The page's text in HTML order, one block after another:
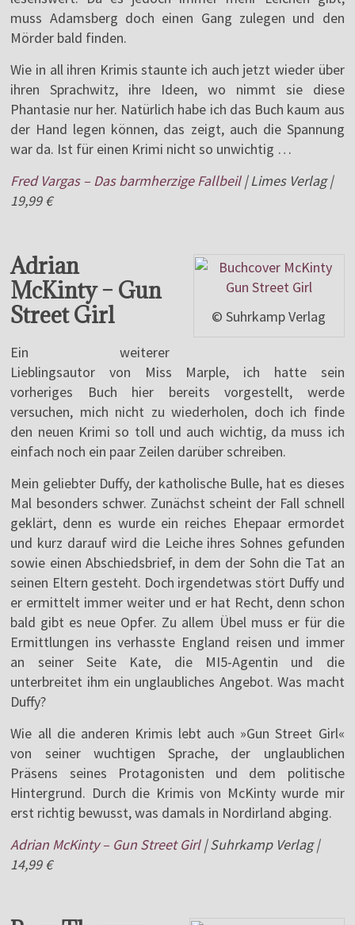
muss Adamsberg doch einen Gang zulegen und den
Mörder bald finden.
Wie in all ihren Krimis staunte ich auch jetzt wieder über
ihren Sprachwitz, ihre Ideen, wo nimmt sie diese
Phantasie nur her. Natürlich habe ich das Buch kaum aus
der Hand legen können, das zeigt, auch die Spannung
war da. Ist für einen Krimi nicht so unwichtig …
Fred Vargas – Das barmherzige Fallbeil| Limes Verlag |
19,99 €
© Suhrkamp Verlag
Adrian
McKinty – Gun
Street Girl
Ein weiterer
Lieblingsautor von Miss Marple, ich hatte sein
vorheriges Buch hier bereits vorgestellt, werde
versuchen, mich nicht zu wiederholen, doch ich finde
den neuen Krimi so toll und auch wichtig, da muss ich
einfach noch ein paar Zeilen darüber schreiben.
Mein geliebter Duffy, der katholische Bulle, hat es dieses
Mal besonders schwer. Zunächst scheint der Fall schnell
geklärt, denn es wurde ein reiches Ehepaar ermordet
und kurz darauf wird die Leiche ihres Sohnes gefunden
sowie einen Abschiedsbrief, in dem der Sohn die Tat an
seinen Eltern gesteht. Doch irgendetwas stört Duffy und
er ermittelt immer weiter und er hat Recht, denn schon
bald gibt es neue Opfer. Zu allem Übel muss er für die
Ermittlungen ins verhasste England reisen und immer
an seiner Seite Kate, die MI5-Agentin und die
unterbreitet ihm ein unglaubliches Angebot. Was macht
Duffy?
Wie all die anderen Krimis lebt auch »Gun Street Girl«
von seiner wuchtigen Sprache, der unglaublichen
Präsens seines Protagonisten und dem politische
Hintergrund. Durch die Krimis von McKinty wurde mir
erst richtig bewusst, was damals in Nordirland abging.
Adrian McKinty – Gun Street Girl| Suhrkamp Verlag |
14,99 €